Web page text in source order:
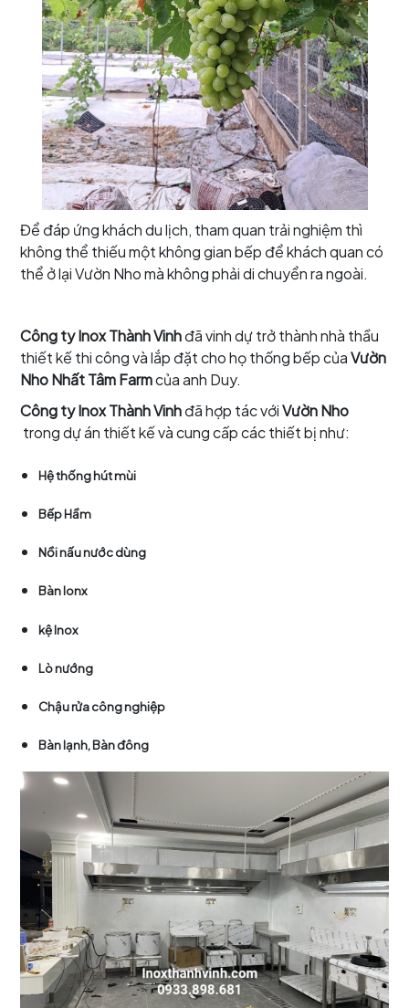
Để đáp ứng khách du lịch, tham quan trải nghiệm thì
không thể thiếu một không gian bếp để khách quan có
thể ở lại Vườn Nho mà không phải di chuyển ra ngoài.
Công ty Inox Thành Vinhđã vinh dự trở thành nhà thầu
thiết kế thi công và lắp đặt cho họ thống bếp củaVườn
Nho Nhất Tâm Farmcủa anh Duy.
Công ty Inox Thành Vinhđã hợp tác vớiVườn Nho
trong dự án thiết kế và cung cấp các thiết bị như:
Hệ thống hút mùi
Bếp Hầm
Nồi nấu nước dùng
Bàn Ionx
kệ Inox
Lò nướng
Chậu rửa công nghiệp
Bàn lạnh, Bàn đông